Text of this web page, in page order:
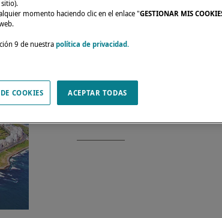
Del 27 al 29 de octubre,
catamaranes. Estaremos
momento haciendo clic en el enlace "GESTIONAR MIS
9 de nuestra política de privacidad.
COOKIES ACEPTAR TODAS